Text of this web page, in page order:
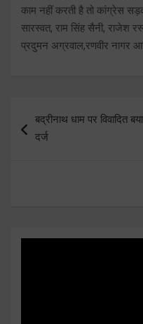
काम नहीं करती है तो कांग्रेस
सारस्वत, राम सिंह सैनी, राजेश
प्रदुमन अग्रवाल,रणवीर नागर
navigation
बद्रीनाथ धाम पर विवादित
दर्ज